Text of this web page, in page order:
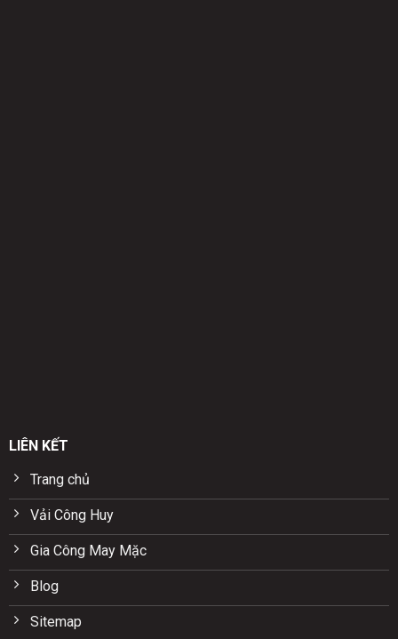
LIÊN KẾT
Trang chủ
Vải Công Huy
Gia Công May Mặc
Blog
Sitemap